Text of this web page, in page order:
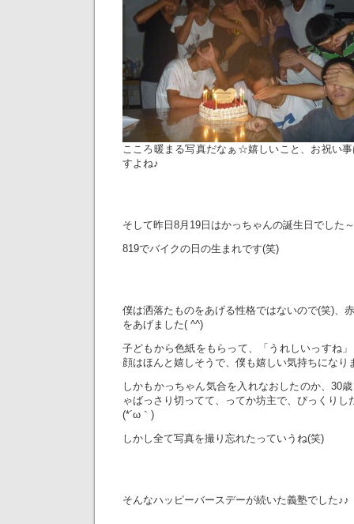
こころ暖まる写真だなぁ☆嬉しいこと、お祝い
すよね♪
そして昨日8月19日はかっちゃんの誕生日でした
819でバイクの日の生まれです(笑)
僕は洒落たものをあげる性格ではないので(笑)、
をあげました( ^^)
子どもから色紙をもらって、「うれしいっすね
顔はほんと嬉しそうで、僕も嬉しい気持ちにな
しかもかっちゃん気合を入れなおしたのか、30
ゃばっさり切ってて、ってか坊主で、びっくりし
(*´ω｀)
しかし全て写真を撮り忘れたっていうね(笑)
そんなハッピーバースデーが続いた義塾でした♪♪